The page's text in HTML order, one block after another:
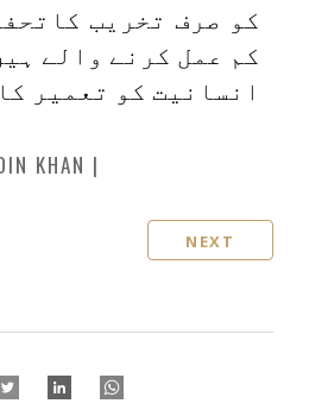
کو صرف تخریب
کم عمل کرنے والے
انسانیت کو تعمیر
KHAN
NEXT